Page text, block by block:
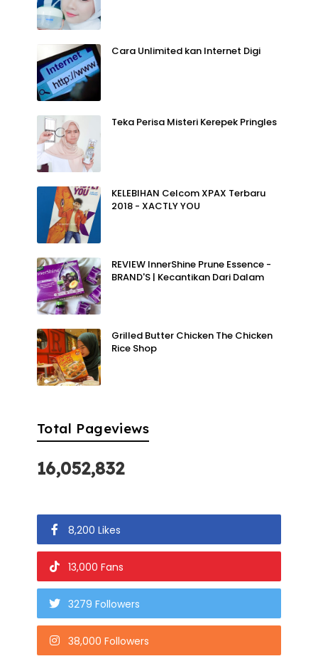
Cara Unlimited kan Internet Digi
Teka Perisa Misteri Kerepek Pringles
KELEBIHAN Celcom XPAX Terbaru
2018 - XACTLY YOU
REVIEW InnerShine Prune Essence -
BRAND'S | Kecantikan Dari Dalam
Grilled Butter Chicken The Chicken
Rice Shop
Total Pageviews
16,052,832
8,200 Likes
13,000 Fans
3279 Followers
38,000 Followers